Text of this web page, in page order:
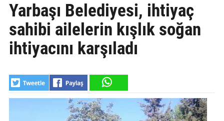
SPOR
YAŞAM
EKONOMİ
BELEDİYELER
Yarbaşı Belediyesi, ihtiyaç
sahibi ailelerin kışlık soğan
ihtiyacını karşıladı